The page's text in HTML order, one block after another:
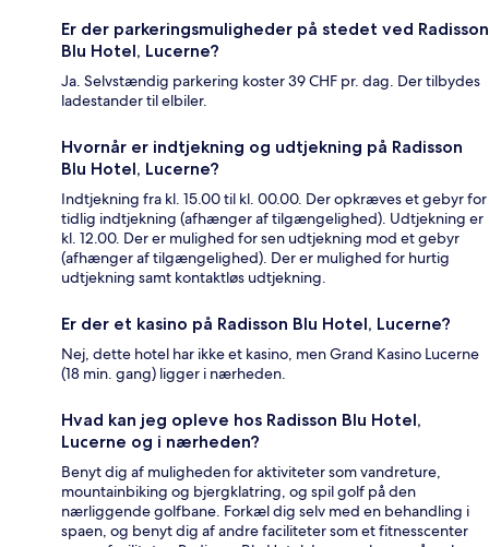
Er der parkeringsmuligheder på stedet ved Radisson
Blu Hotel, Lucerne?
Ja. Selvstændig parkering koster 39 CHF pr. dag. Der tilbydes
ladestander til elbiler.
Hvornår er indtjekning og udtjekning på Radisson
Blu Hotel, Lucerne?
Indtjekning fra kl. 15.00 til kl. 00.00. Der opkræves et gebyr for
tidlig indtjekning (afhænger af tilgængelighed). Udtjekning er
kl. 12.00. Der er mulighed for sen udtjekning mod et gebyr
(afhænger af tilgængelighed). Der er mulighed for hurtig
udtjekning samt kontaktløs udtjekning.
Er der et kasino på Radisson Blu Hotel, Lucerne?
Nej, dette hotel har ikke et kasino, men Grand Kasino Lucerne
(18 min. gang) ligger i nærheden.
Hvad kan jeg opleve hos Radisson Blu Hotel,
Lucerne og i nærheden?
Benyt dig af muligheden for aktiviteter som vandreture,
mountainbiking og bjergklatring, og spil golf på den
nærliggende golfbane. Forkæl dig selv med en behandling i
spaen, og benyt dig af andre faciliteter som et fitnesscenter